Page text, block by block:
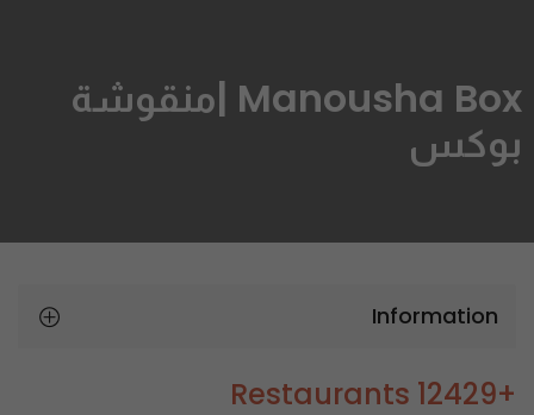
Manousha Box |منقوشة
بوكس
Information
+12429 Restaurants